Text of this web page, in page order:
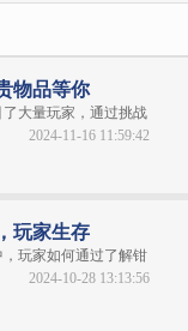
物品等你
大量玩家，通过挑战
2024-11-16 11:59:42
玩家生存
玩家如何通过了解钳
2024-10-28 13:13:56